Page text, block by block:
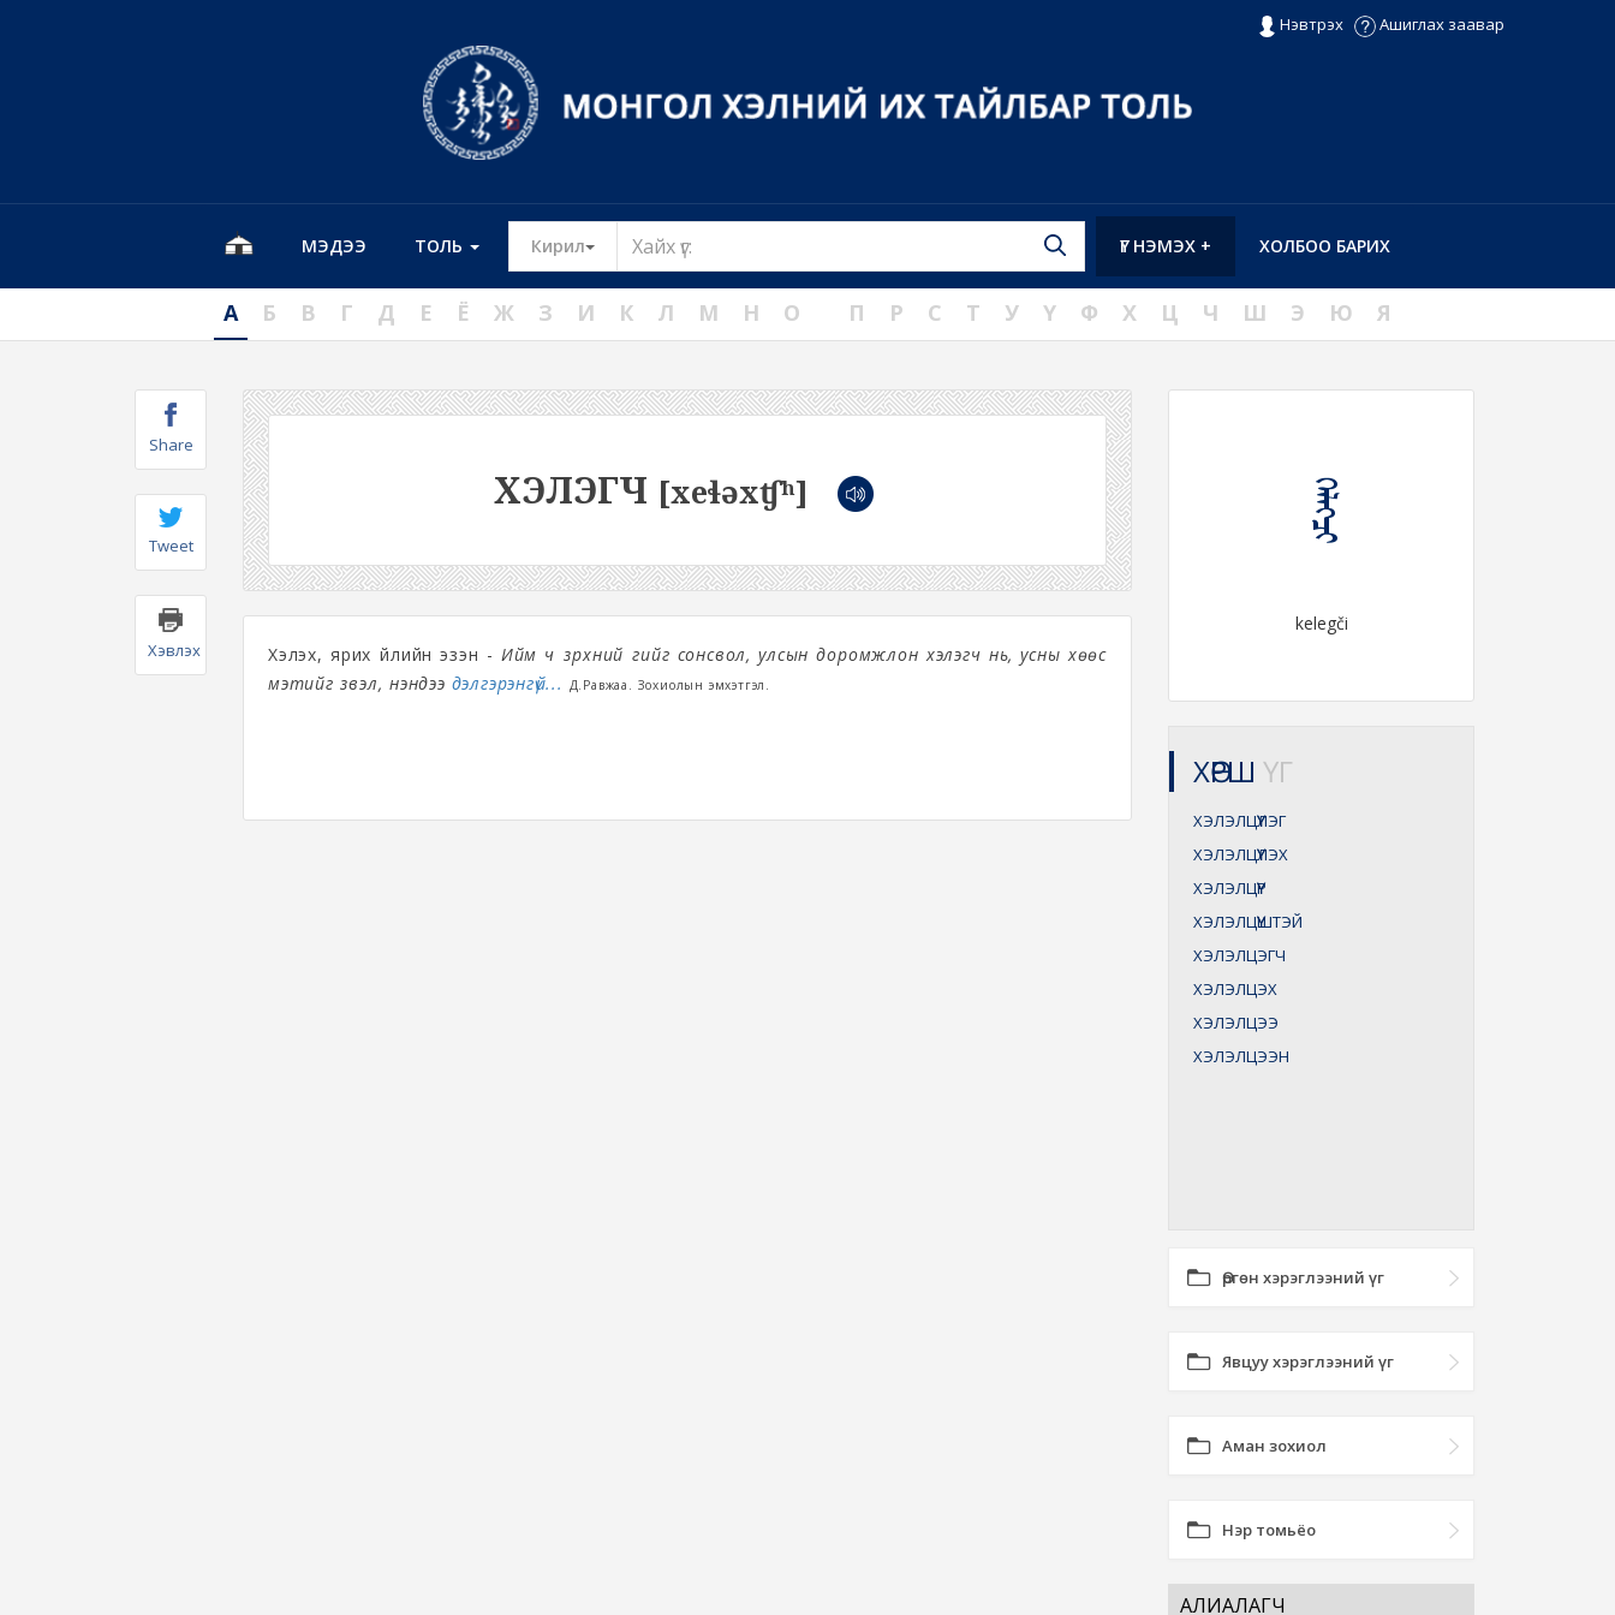
Нэвтрэх Ашиглах заавар
МЭДЭЭ ТОЛЬ Кирил Toggle Dropdown ХОЛБОО БАРИХ
ҮГ НЭМЭХ +
А Б В Г Д Е Ё Ж З И К Л М Н О П Р С Т У Ү Ф Х Ц Ч Ш Э Ю Я
Share
Tweet
Хэвлэх
ХЭЛЭГЧ [xeɬəxʧʰ]
Хэлэх, ярих үйлийн эзэн - Ийм ч зүрхний үгийг сонсвол, улсын доромжлон хэлэгч нь, усны хөөс
мэтийг үзвэл, үнэндээ дэлгэрэнгүй... Д.Равжаа. Зохиолын эмхэтгэл.
ᠬᠡᠯᠡᠭᠴᠢ
kelegči
ХӨРШ ҮГ
ХЭЛЭЛЦҮҮЛЭГ
ХЭЛЭЛЦҮҮЛЭХ
ХЭЛЭЛЦҮҮР
ХЭЛЭЛЦҮҮШТЭЙ
ХЭЛЭЛЦЭГЧ
ХЭЛЭЛЦЭХ
ХЭЛЭЛЦЭЭ
ХЭЛЭЛЦЭЭН
Өргөн хэрэглээний үг
Явцуу хэрэглээний үг
Аман зохиол
Нэр томьёо
АЛИАЛАГЧ